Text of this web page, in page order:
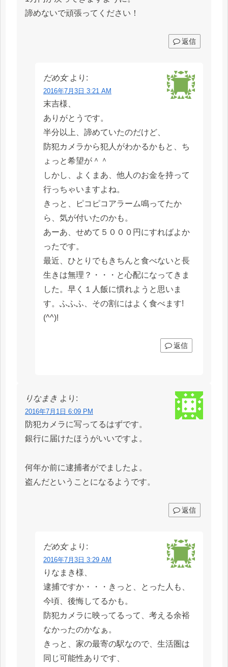
諦めないで頑張ってください！
返信
だめ女 より:
2016年7月3日 3:21 AM
末吉様、
ありがとうです。
半分以上、諦めていたのだけど、
防犯カメラから犯人がわかるかもと、ち
ょっと希望が＾＾
しかし、よくまあ、他人のお金を持って
行っちゃいますよね。
きっと、ピコピコアラーム鳴ってたか
ら、気が付いたのかも。
あーあ、せめて５０００円にすればよか
ったです。
最近、ひとりでもきちんと食べないと長
生きは無理？・・・と心配になってきま
した。早く１人飯に慣れようと思いま
す。ふふふ、その割にはよく食べます!
(^^)!
返信
りなまき より:
2016年7月1日 6:09 PM
防犯カメラに写ってるはずです。
銀行に届けたほうがいいですよ。
何年か前に逮捕者がでましたよ。
盗んだということになるようです。
返信
だめ女 より:
2016年7月3日 3:29 AM
りなまき様、
逮捕ですか・・・きっと、とった人も、
今頃、後悔してるかも。
防犯カメラに映ってるって、考える余裕
なかったのかなぁ。
きっと、家の最寄の駅なので、生活圏は
同じ可能性ありです、